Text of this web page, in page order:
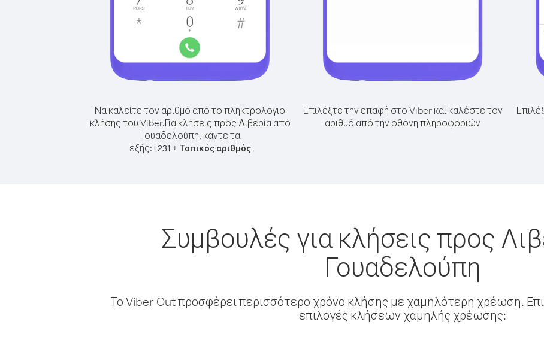
Να καλείτε τον αριθμό από το πληκτρολόγιο
κλήσης του Viber.Για κλήσεις προς Λιβερία από
Γουαδελούπη, κάντε τα
εξής:+231+ Τοπικός αριθμός
Επιλέξτε την επαφή στο Viber και καλέστε τον
αριθμό από την οθόνη πληροφοριών
Συμβουλές για κλήσεις προς
Γουαδελούπη
Το Viber Out προσφέρει περισσότερο χρόνο κλήσης με χαμηλότερη χρέωση.
επιλογές κλήσεων χαμηλής χρέωσης: